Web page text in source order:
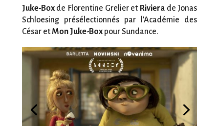
Juke-Boxde Florentine Grelier et Rivierade Jonas
Schloesing présélectionnés par l’Académie des
César etMon Juke-Boxpour Sundance.